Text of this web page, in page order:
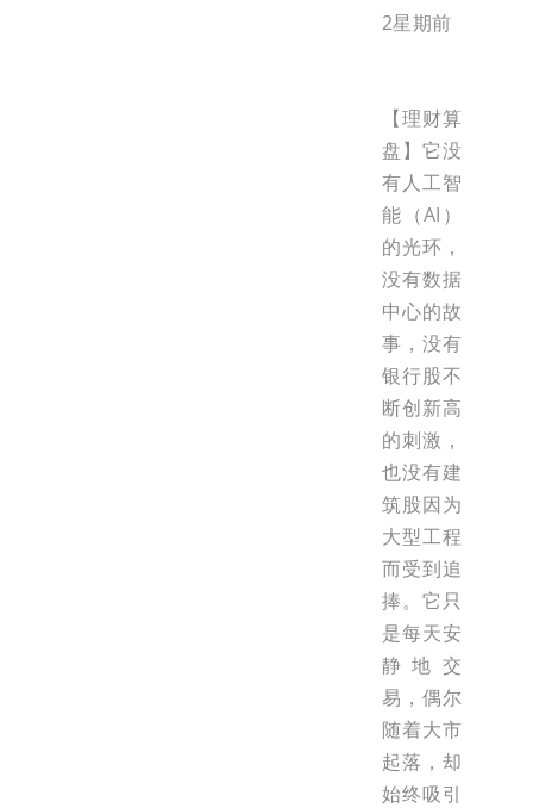
2星期前
【理财算
盘】它没
有人工智
能（AI）
的光环，
没有数据
中心的故
事，没有
银行股不
断创新高
的刺激，
也没有建
筑股因为
大型工程
而受到追
捧。它只
是每天安
静地交
易，偶尔
随着大市
起落，却
始终吸引